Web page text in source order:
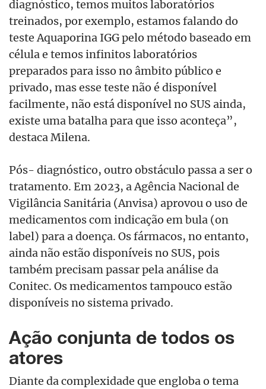
diagnóstico, temos muitos laboratórios
treinados, por exemplo, estamos falando do
teste Aquaporina IGG pelo método baseado em
célula e temos infinitos laboratórios
preparados para isso no âmbito público e
privado, mas esse teste não é disponível
facilmente, não está disponível no SUS ainda,
existe uma batalha para que isso aconteça”,
destaca Milena.
Pós- diagnóstico, outro obstáculo passa a ser o
tratamento. Em 2023, a Agência Nacional de
Vigilância Sanitária (Anvisa) aprovou o uso de
medicamentos com indicação em bula (on
label) para a doença. Os fármacos, no entanto,
ainda não estão disponíveis no SUS, pois
também precisam passar pela análise da
Conitec. Os medicamentos tampouco estão
disponíveis no sistema privado.
Ação conjunta de todos os
atores
Diante da complexidade que engloba o tema